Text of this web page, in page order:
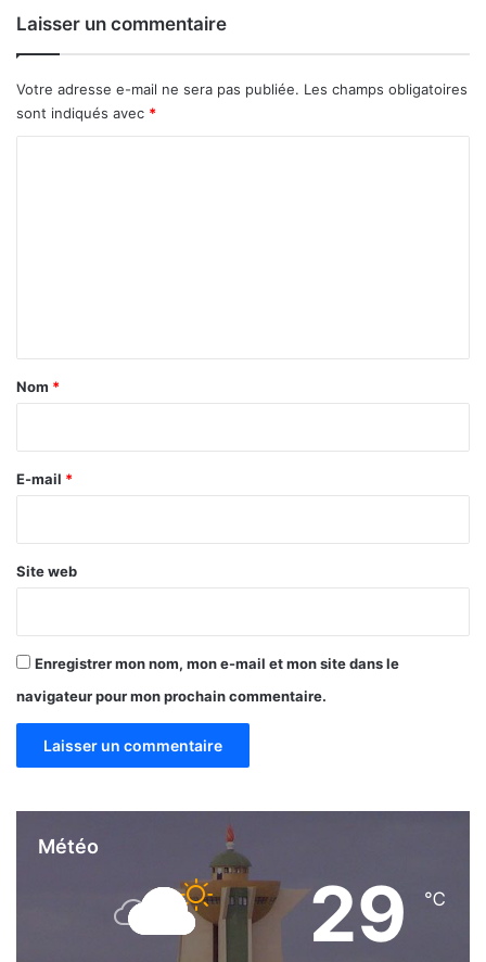
i
o
l
e
«
L
’
b
j
e
t
i
f
i
n
l
,
’
s
Laisser un commentaire
Votre adresse e-mail ne sera pas publiée. Les champs obligatoires
sont indiqués avec *
a
e
Nom *
E-mail *
Site web
Enregistrer mon nom, mon e-mail et mon site dans le
navigateur pour mon prochain commentaire.
Météo
29 ℃